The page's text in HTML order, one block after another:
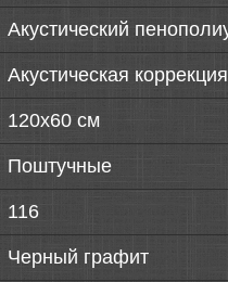
Акустический
Акустическая
120х60 см
Поштучные
116
Черный графит